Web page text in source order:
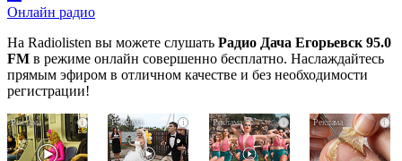
Онлайн радио
На Radiolisten вы можете слушать Радио Дача Егорьевск 95.0
FM в режиме онлайн совершенно бесплатно. Наслаждайтесь
прямым эфиром в отличном качестве и без необходимости
регистрации!
i
Королева
вагона
отожгла!
i
Этот
танец
невесты
i
Ржу
переставая,
i